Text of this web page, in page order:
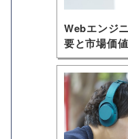
Webエンジ
要と市場価